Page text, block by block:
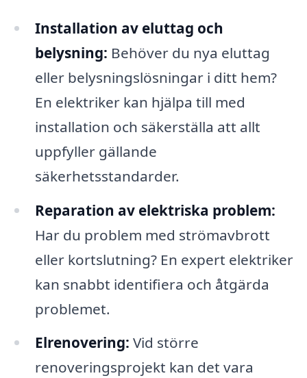
Installation av eluttag och
belysning: Behöver du nya eluttag
eller belysningslösningar i ditt hem?
En elektriker kan hjälpa till med
installation och säkerställa att allt
uppfyller gällande
säkerhetsstandarder.
Reparation av elektriska problem:
Har du problem med strömavbrott
eller kortslutning? En expert elektriker
kan snabbt identifiera och åtgärda
problemet.
Elrenovering: Vid större
renoveringsprojekt kan det vara